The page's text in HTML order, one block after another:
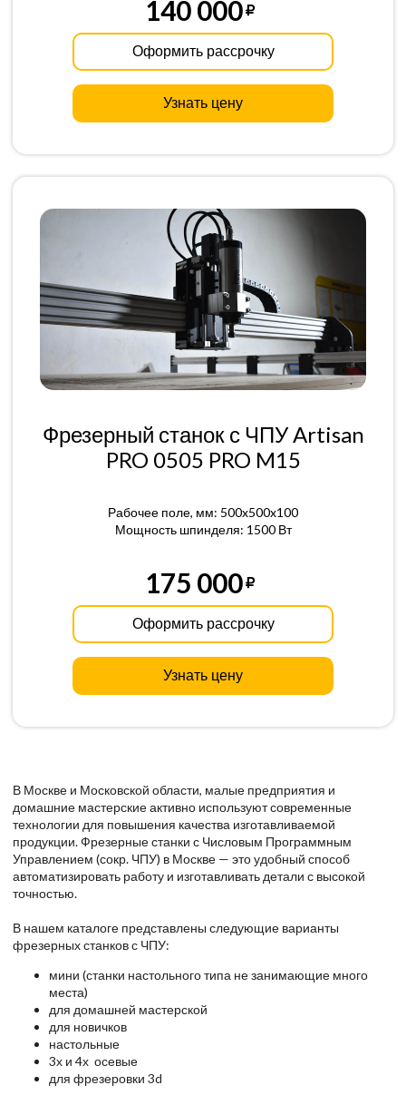
140 000
Оформить рассрочку
Узнать цену
Фрезерный станок с ЧПУ Artisan
PRO 0505 PRO M15
Рабочее поле, мм: 500x500x100
Мощность шпинделя: 1500 Вт
175 000
Оформить рассрочку
Узнать цену
В Москве и Московской области, малые предприятия и
домашние мастерские активно используют современные
технологии для повышения качества изготавливаемой
продукции. Фрезерные станки с Числовым Программным
Управлением (сокр. ЧПУ) в Москве — это удобный способ
автоматизировать работу и изготавливать детали с высокой
точностью.
В нашем каталоге представлены следующие варианты
фрезерных станков с ЧПУ:
мини (станки настольного типа не занимающие много
места)
для домашней мастерской
для новичков
настольные
3х и 4х осевые
для фрезеровки 3d